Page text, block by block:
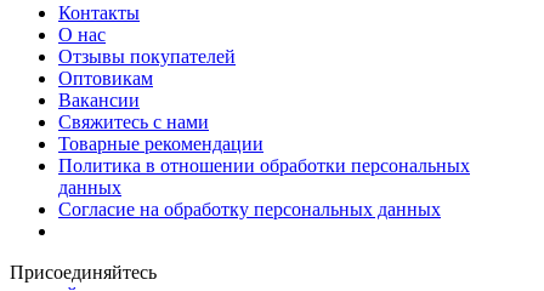
Контакты
О нас
Отзывы покупателей
Оптовикам
Вакансии
Свяжитесь с нами
Товарные рекомендации
Политика в отношении обработки персональных
данных
Согласие на обработку персональных данных
Присоединяйтесь